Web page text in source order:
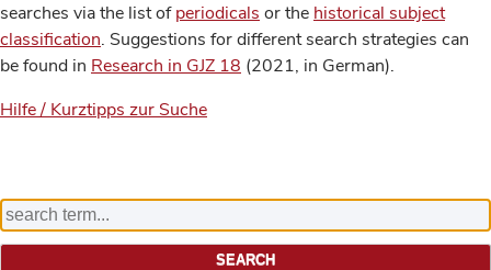
searches via the list ofperiodicals or the historical subject
classification. Suggestions for different search strategies can
be found in Research in GJZ 18 (2021, in German).
Hilfe / Kurztipps zur Suche